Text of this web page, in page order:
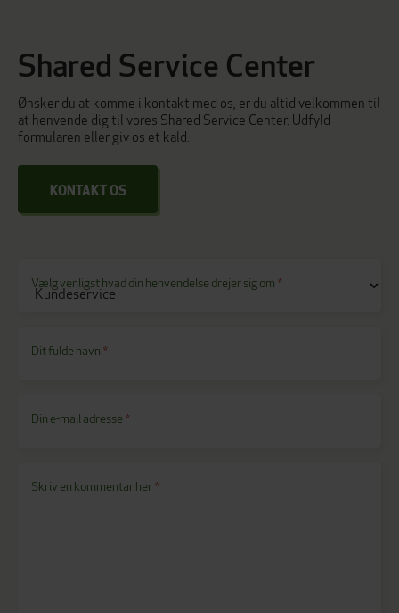
Shared Service Center
Ønsker du at komme i kontakt med os, er du altid velkommen til
at henvende dig til vores Shared Service Center. Udfyld
formularen eller giv os et kald.
KONTAKT OS
Vælg venligst hvad din henvendelse drejer sig om *
Dit fulde navn *
Din e-mail adresse *
Skriv en kommentar her*